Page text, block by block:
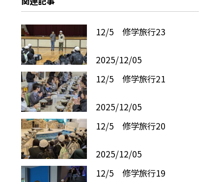
12/5 修学旅行23
2025/12/05
12/5 修学旅行21
2025/12/05
12/5 修学旅行20
2025/12/05
12/5 修学旅行19